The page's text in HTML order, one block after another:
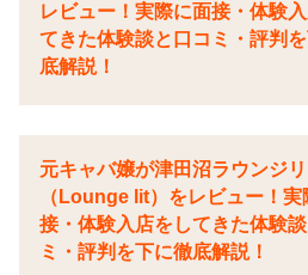
レビュー！実際に面接・体験
てきた体験談と口コミ・評判
底解説！
元キャバ嬢が津田沼ラウンジリ
（Lounge lit）をレビュー！実
接・体験入店をしてきた体験
ミ・評判を下に徹底解説！